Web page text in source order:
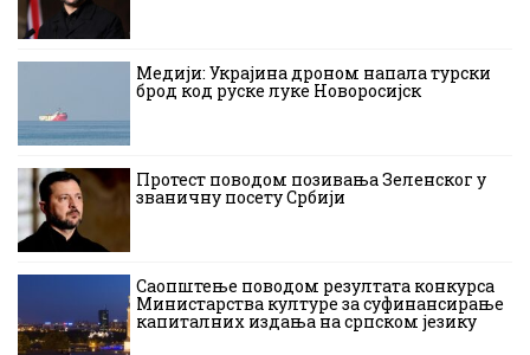
Медији: Украјина дроном напала турски
брод код руске луке Новоросијск
Протест поводом позивања Зеленског у
званичну посету Србији
Саопштење поводом резултата конкурса
Министарства културе за суфинансирање
капиталних издања на српском језику